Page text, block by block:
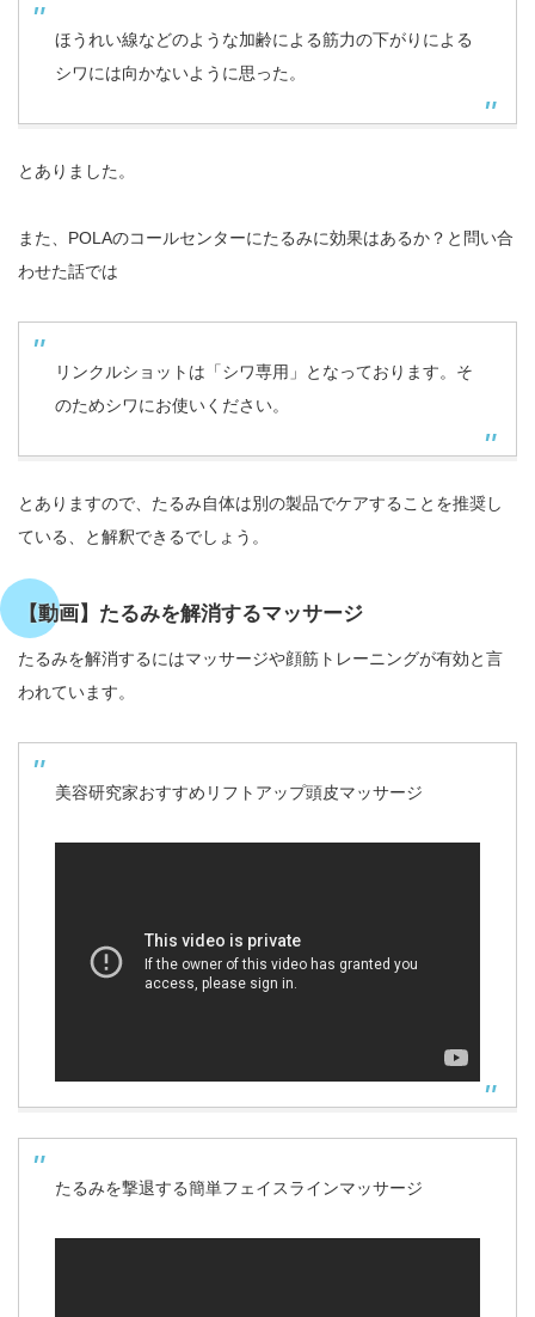
ほうれい線などのような加齢による筋力の下がりによる
シワには向かないように思った。
とありました。
また、POLAのコールセンターにたるみに効果はあるか？と問い合
わせた話では
リンクルショットは「シワ専用」となっております。そ
のためシワにお使いください。
とありますので、たるみ自体は別の製品でケアすることを推奨し
ている、と解釈できるでしょう。
【動画】たるみを解消するマッサージ
たるみを解消するにはマッサージや顔筋トレーニングが有効と言
われています。
美容研究家おすすめリフトアップ頭皮マッサージ
たるみを撃退する簡単フェイスラインマッサージ